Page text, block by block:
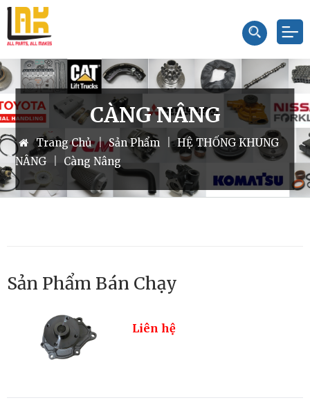
CÀNG NÂNG
Trang Chủ | Sản Phẩm | HỆ THỐNG KHUNG
NÂNG
Càng Nâng
Sản Phẩm Bán Chạy
Đầu Bơm Nước TOYOTA 62-8FD
1DZ/7FD
Liên hệ
Đầu Bơm Nước NISSAN K15-
K21-K25